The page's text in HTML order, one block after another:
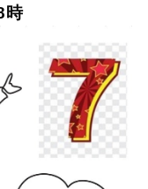
時